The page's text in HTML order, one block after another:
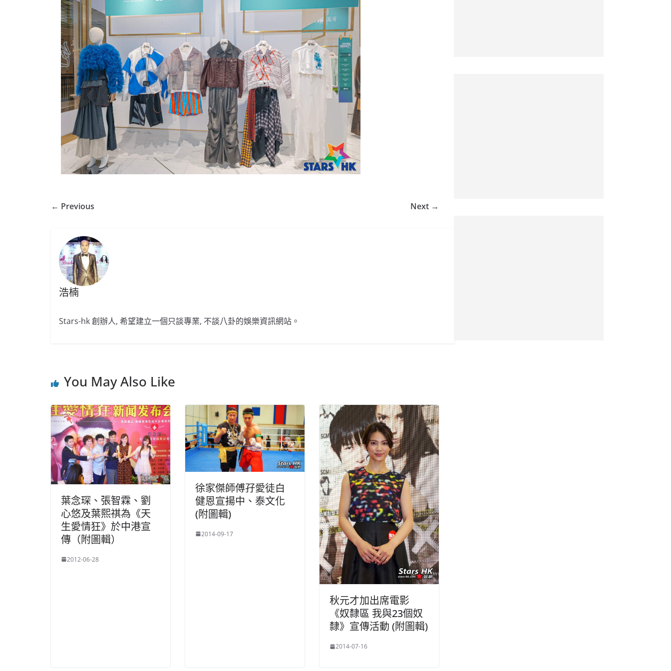
← Previous Next →
浩楠
Stars-hk 創辦人, 希望建立一個只談專業, 不談八卦的娛樂資訊網站。
You May Also Like
葉念琛、張智霖、劉
心悠及葉熙祺為《天
生愛情狂》於中港宣
傳（附圖輯）
2012-06-28
徐家傑師傅孖愛徒白
健恩宣揚中、泰文化
(附圖輯)
2014-09-17
秋元才加出席電影
《奴隸區 我與23個奴
隸》宣傳活動 (附圖輯)
2014-07-16